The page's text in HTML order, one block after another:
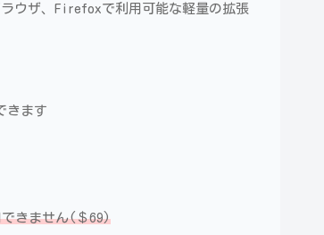
ウザ、Firefoxで利用可能な軽量の拡張
きます
できません(＄69)